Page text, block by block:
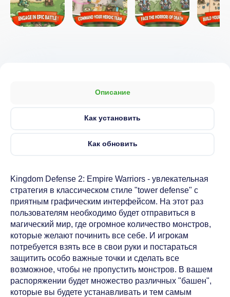
Описание
Как установить
Как обновить
Kingdom Defense 2: Empire Warriors - увлекательная
стратегия в классическом стиле "tower defense" с
приятным графическим интерфейсом. На этот раз
пользователям необходимо будет отправиться в
магический мир, где огромное количество монстров,
которые желают починить все себе. И игрокам
потребуется взять все в свои руки и постараться
защитить особо важные точки и сделать все
возможное, чтобы не пропустить монстров. В вашем
распоряжении будет множество различных "башен",
которые вы будете устанавливать и тем самым